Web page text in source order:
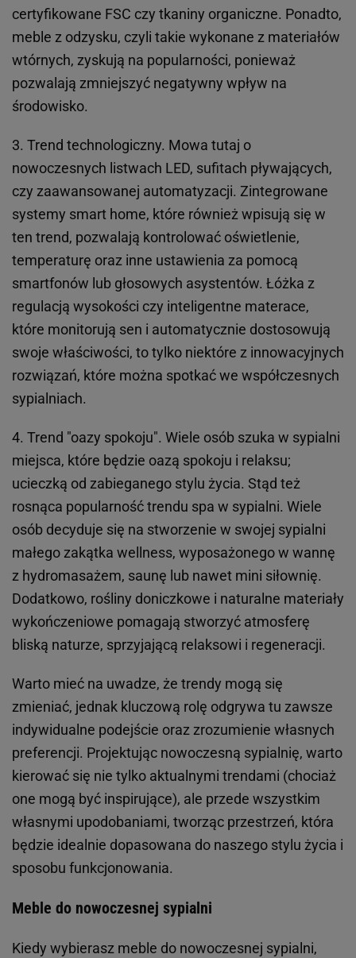
certyfikowane FSC czy tkaniny organiczne. Ponadto,
meble z odzysku, czyli takie wykonane z materiałów
wtórnych, zyskują na popularności, ponieważ
pozwalają zmniejszyć negatywny wpływ na
środowisko.
3. Trend technologiczny. Mowa tutaj o
nowoczesnych listwach LED, sufitach pływających,
czy zaawansowanej automatyzacji. Zintegrowane
systemy smart home, które również wpisują się w
ten trend, pozwalają kontrolować oświetlenie,
temperaturę oraz inne ustawienia za pomocą
smartfonów lub głosowych asystentów. Łóżka z
regulacją wysokości czy inteligentne materace,
które monitorują sen i automatycznie dostosowują
swoje właściwości, to tylko niektóre z innowacyjnych
rozwiązań, które można spotkać we współczesnych
sypialniach.
4. Trend "oazy spokoju". Wiele osób szuka w sypialni
miejsca, które będzie oazą spokoju i relaksu;
ucieczką od zabieganego stylu życia. Stąd też
rosnąca popularność trendu spa w sypialni. Wiele
osób decyduje się na stworzenie w swojej sypialni
małego zakątka wellness, wyposażonego w wannę
z hydromasażem, saunę lub nawet mini siłownię.
Dodatkowo, rośliny doniczkowe i naturalne materiały
wykończeniowe pomagają stworzyć atmosferę
bliską naturze, sprzyjającą relaksowi i regeneracji.
Warto mieć na uwadze, że trendy mogą się
zmieniać, jednak kluczową rolę odgrywa tu zawsze
indywidualne podejście oraz zrozumienie własnych
preferencji. Projektując nowoczesną sypialnię, warto
kierować się nie tylko aktualnymi trendami (chociaż
one mogą być inspirujące), ale przede wszystkim
własnymi upodobaniami, tworząc przestrzeń, która
będzie idealnie dopasowana do naszego stylu życia i
sposobu funkcjonowania.
Meble do nowoczesnej sypialni
Kiedy wybierasz meble do nowoczesnej sypialni,